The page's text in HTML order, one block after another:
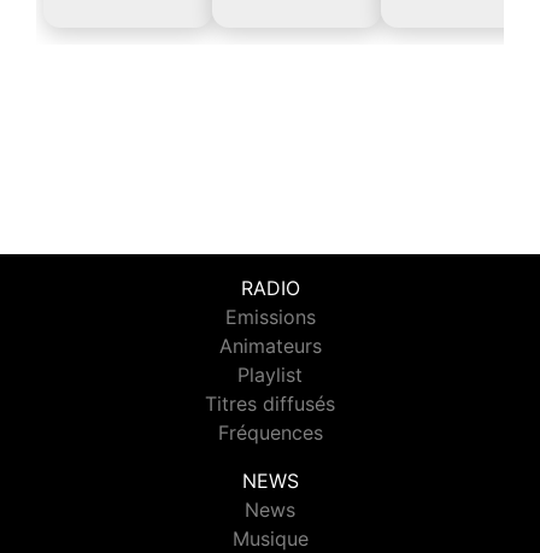
RADIO
Emissions
Animateurs
Playlist
Titres diffusés
Fréquences
NEWS
News
Musique